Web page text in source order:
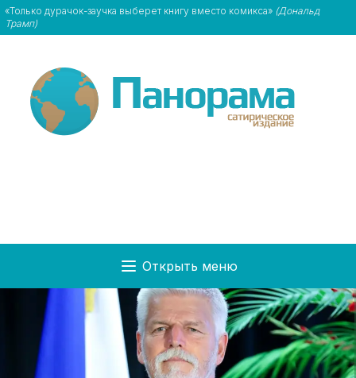
«Только дурачок-заучка выберет книгу вместо комикса» (Дональд
Трамп)
Открыть меню